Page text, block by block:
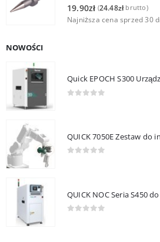
0out of 5
19.90zł (24.48złbrutto)
Najniższa cena sprzed 30
NOWOŚCI
Quick EPOCH S300
QUICK 7050E Zestaw do
QUICK NOC Seria S450